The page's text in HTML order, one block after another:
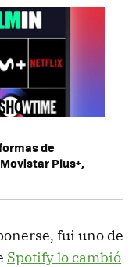
de
Plus+,
fui uno de
Spotify lo cambió